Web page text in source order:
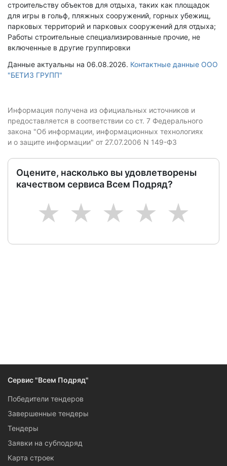
строительству объектов для отдыха, таких как площадок
для игры в гольф, пляжных сооружений, горных убежищ,
парковых территорий и парковых сооружений для отдыха;
Работы строительные специализированные прочие, не
включенные в другие группировки
Данные актуальны на 06.08.2026. Контактные данные ООО
"БЕТИЗ ГРУПП"
Информация получена из официальных источников и
предоставляется в соответствии со ст. 7 Федерального
закона "Об информации, информационных технологиях
и о защите информации" от 27.07.2006 N 149-ФЗ
Оцените, насколько вы удовлетворены
качеством сервиса Всем Подряд?
5
4
3
2
1
Сервис "Всем Подряд"
Победители тендеров
Завершенные тендеры
Тендеры
Заявки на субподряд
Карта строек